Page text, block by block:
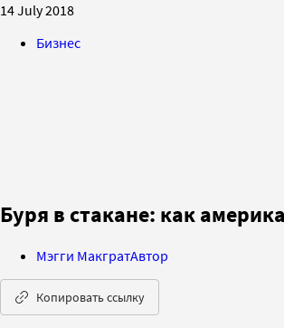
14 July 2018
Бизнес
Буря в стакане: как
Мэгги МакгратАвтор
Копировать ссылку